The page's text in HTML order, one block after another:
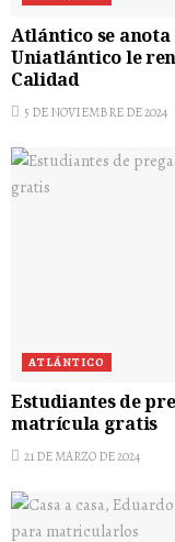
Atlántico se
Uniatlántico le
Calidad
5 DE NOVIEMBRE DE 2024
ATLÁNTICO
Estudiantes de
matrícula gratis
21 DE MARZO DE 2024